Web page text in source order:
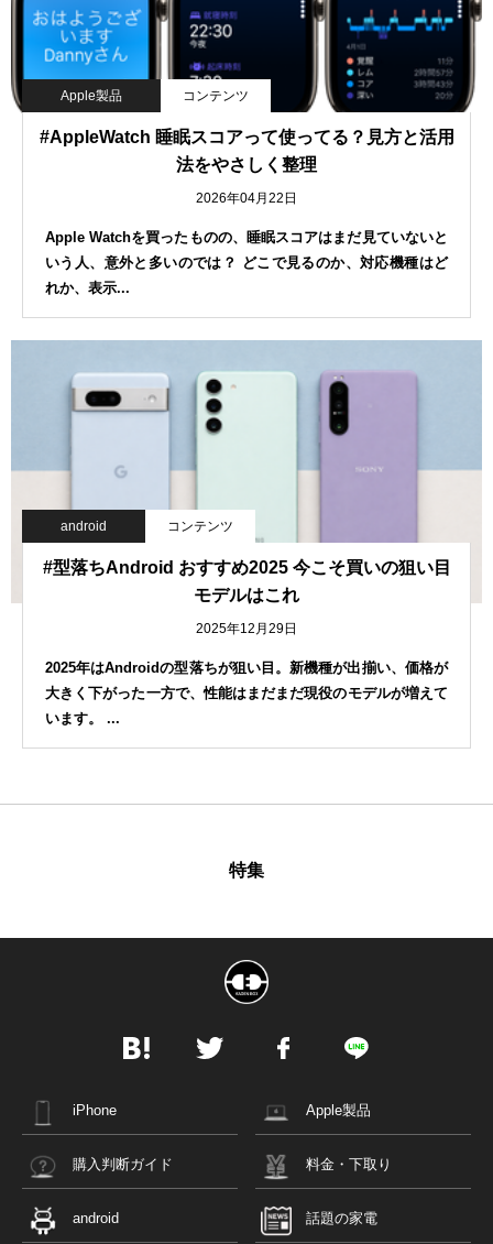
Apple製品 コンテンツ
#AppleWatch 睡眠スコアって使ってる？見方と活用
法をやさしく整理
2026年04月22日
Apple Watchを買ったものの、睡眠スコアはまだ見ていないと
いう人、意外と多いのでは？ どこで見るのか、対応機種はど
れか、表示...
android コンテンツ
#型落ちAndroid おすすめ2025 今こそ買いの狙い目
モデルはこれ
2025年12月29日
2025年はAndroidの型落ちが狙い目。新機種が出揃い、価格が
大きく下がった一方で、性能はまだまだ現役のモデルが増えて
います。 ...
特集
iPhone Apple製品
購入判断ガイド 料金・下取り
android 話題の家電